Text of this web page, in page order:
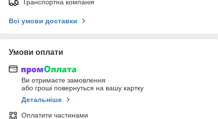
Транспортна компанія
Всі умови доставки
Умови оплати
Ви отримаєте замовлення
або гроші повернуться на вашу картку
Детальніше
Оплатити частинами